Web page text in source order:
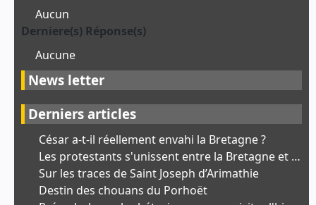
Aucun
Derniere(s) Réponse(s)
Aucune
News letter
Derniers articles
César a-t-il réellement envahi la Bretagne ?
Les protestants s'unissent entre la Bretagne et l'Ardèche
Sur les traces de Saint Joseph d’Arimathie
Destin des chouans du Porhoët